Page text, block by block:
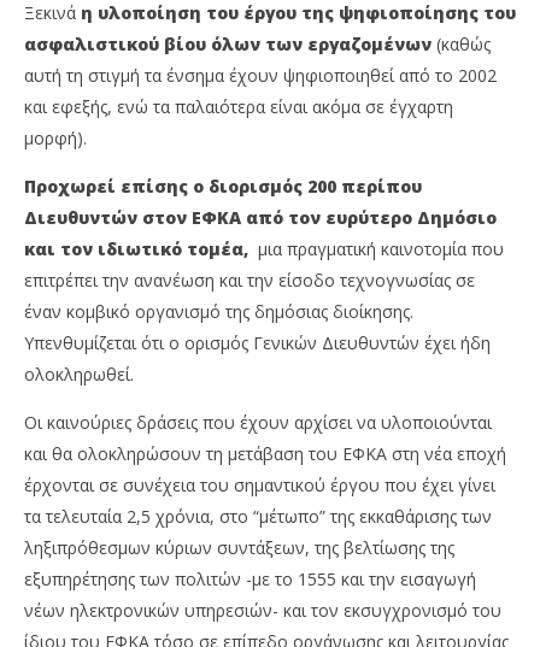
Ξεκινά η υλοποίηση του έργου της ψηφιοποίησης του
ασφαλιστικού βίου όλων των εργαζομένων (καθώς
αυτή τη στιγμή τα ένσημα έχουν ψηφιοποιηθεί από το 2002
και εφεξής, ενώ τα παλαιότερα είναι ακόμα σε έγχαρτη
μορφή).
Προχωρεί επίσης ο διορισμός 200 περίπου
Διευθυντών στον ΕΦΚΑ από τον ευρύτερο Δημόσιο
και τον ιδιωτικό τομέα, μια πραγματική καινοτομία που
επιτρέπει την ανανέωση και την είσοδο τεχνογνωσίας σε
έναν κομβικό οργανισμό της δημόσιας διοίκησης.
Υπενθυμίζεται ότι ο ορισμός Γενικών Διευθυντών έχει ήδη
ολοκληρωθεί.
Οι καινούριες δράσεις που έχουν αρχίσει να υλοποιούνται
και θα ολοκληρώσουν τη μετάβαση του ΕΦΚΑ στη νέα εποχή
έρχονται σε συνέχεια του σημαντικού έργου που έχει γίνει
τα τελευταία 2,5 χρόνια, στο “μέτωπο” της εκκαθάρισης των
ληξιπρόθεσμων κύριων συντάξεων, της βελτίωσης της
εξυπηρέτησης των πολιτών -με το 1555 και την εισαγωγή
νέων ηλεκτρονικών υπηρεσιών- και τον εκσυγχρονισμό του
ίδιου του ΕΦΚΑ τόσο σε επίπεδο οργάνωσης και λειτουργίας